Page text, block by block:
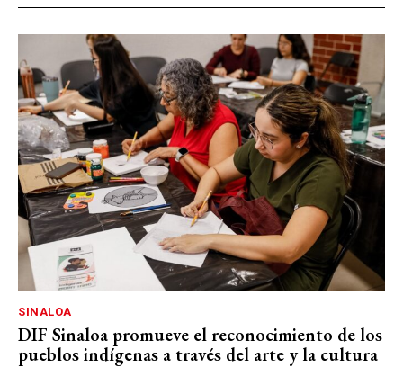
SINALOA
DIF Sinaloa promueve el reconocimiento de los
pueblos indígenas a través del arte y la cultura